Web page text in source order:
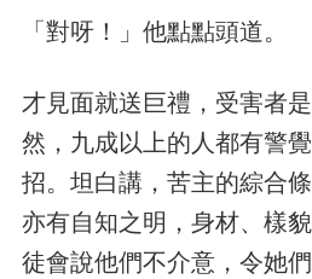
「對呀！」他點點頭道。
才見面就送巨禮，受害者
然，九成以上的人都有警
招。坦白講，苦主的綜合
亦有自知之明，身材、樣
徒會說他們不介意，令她